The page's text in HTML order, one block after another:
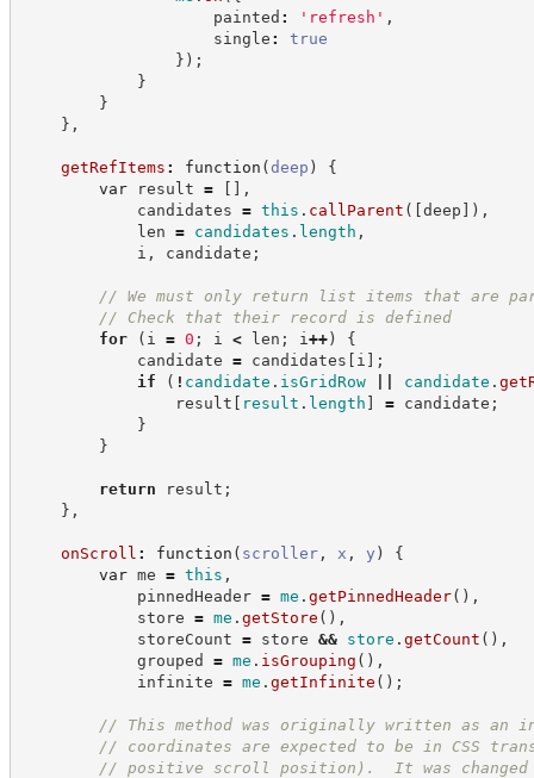
painted : ' refresh ' ,
single :
true
} ) ;
}
}
} ,
getRefItems : function (deep )
{
var result = [ ] ,
candidates = this . callParent ( [deep ] ) ,
len = candidates . length ,
i , candidate ;
// We must only return list items that are
// Check that their record is defined
for
( i = 0 ; i < len ; i ++)
{
candidate = candidates [ i ] ;
if
( ! candidate . isGridRow candidate .
result [ result . length ] = candidate ;
}
}
return result ;
} ,
onScroll : function ( scroller, x , y )
{
var me = this ,
pinnedHeader = me . getPinnedHeader( ) ,
store = me . getStore ( ) ,
storeCount = store && store . getCount ( ) ,
grouped = me . isGrouping ( ) ,
infinite = me . getInfinite ( ) ;
// This method was originally written as an
// coordinates are expected to be in CSS
// positive scroll position).  It was